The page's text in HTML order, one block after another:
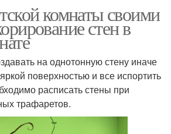
комнаты своими
стен в
на однотонную стену иначе
поверхностью и все испортить
расписать стены при
трафаретов.